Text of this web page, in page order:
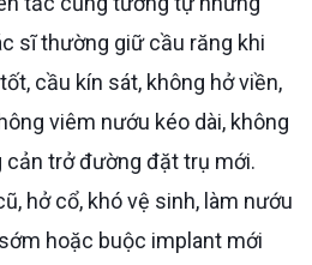
sĩ thường giữ cầu răng khi
cầu kín sát, không hở viền,
viêm nướu kéo dài, không
cản trở đường đặt trụ mới.
hở cổ, khó vệ sinh, làm nướu
hoặc buộc implant mới